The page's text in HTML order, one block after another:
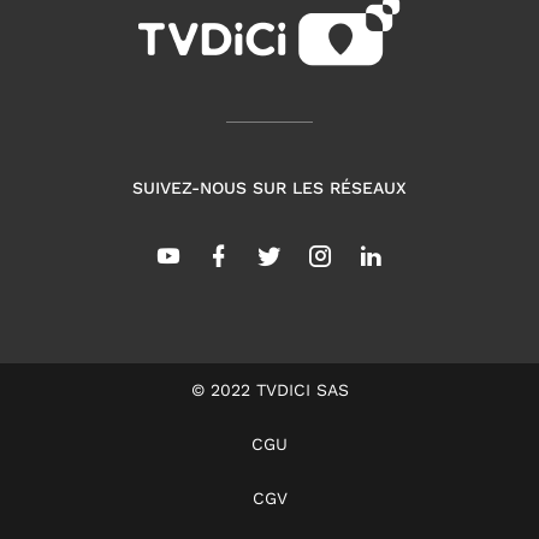
SUIVEZ-NOUS SUR LES RÉSEAUX
© 2022 TVDICI SAS
CGU
CGV